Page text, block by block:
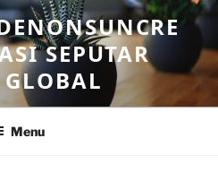
SEPUTAR
Menu